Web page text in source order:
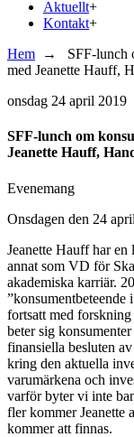
Aktuellt+
Kontakt+
Hem → SFF-lunch
med Jeanette Hauff,
onsdag 24 april 2019
SFF-lunch om
Jeanette Hauff,
Evenemang
Onsdagen den 24
Jeanette Hauff har
annat som VD för
akademiska karriär.
”konsumentbeteende
fortsatt med
beter sig
finansiella besluten
kring den aktuella
varumärkena och
varför byter vi inte
fler kommer Jeanette
kommer att finnas.